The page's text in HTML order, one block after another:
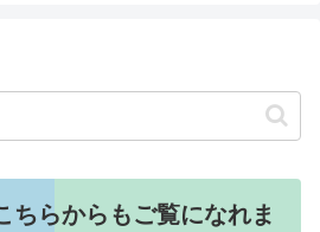
ちらからもご覧になれま